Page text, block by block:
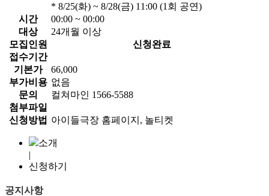
* 8/25(화) ~ 8/28(금) 11:00 (1회 공연)
시간
00:00 ~ 00:00
대상
24개월 이상
모집인원
신청완료
접수기간
기본가
66,000
부가비용 없음
문의
컬쳐마인 1566-5588
첨부파일
신청방법 아이들극장 홈페이지, 놀티켓
소개
|
신청하기
공지사항